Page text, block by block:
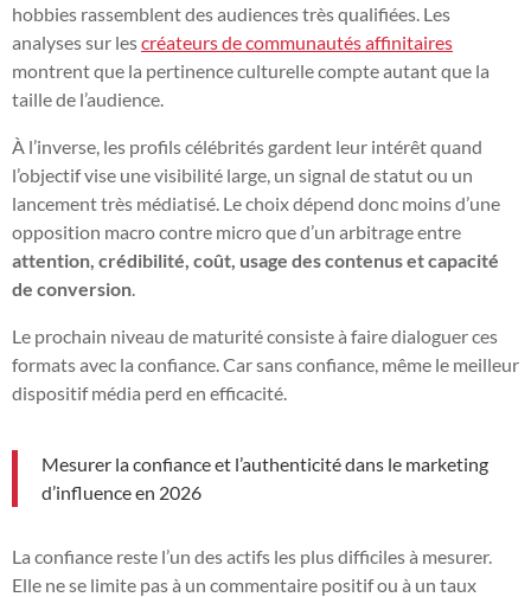
hobbies rassemblent des audiences très qualifiées. Les
analyses sur lescréateurs de communautés affinitaires
montrent que la pertinence culturelle compte autant que la
taille de l’audience.
À l’inverse, les profils célébrités gardent leur intérêt quand
l’objectif vise une visibilité large, un signal de statut ou un
lancement très médiatisé. Le choix dépend donc moins d’une
opposition macro contre micro que d’un arbitrage entre
attention, crédibilité, coût, usage des contenus et capacité
de conversion
Le prochain niveau de maturité consiste à faire dialoguer ces
formats avec la confiance. Car sans confiance, même le meilleur
dispositif média perd en efficacité.
Mesurer la confiance et l’authenticité dans le marketing
d’influence en 2026
La confiance reste l’un des actifs les plus difficiles à mesurer.
Elle ne se limite pas à un commentaire positif ou à un taux